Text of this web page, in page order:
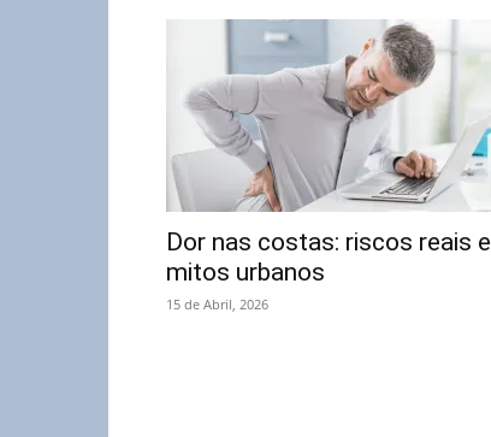
Dor nas costas: riscos reais e
mitos urbanos
15 de Abril, 2026